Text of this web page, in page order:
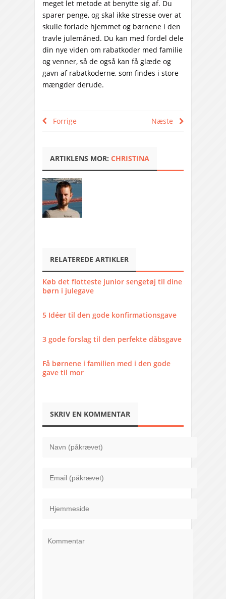
meget let metode at benytte sig af. Du
sparer penge, og skal ikke stresse over at
skulle forlade hjemmet og børnene i den
travle julemåned. Du kan med fordel dele
din nye viden om rabatkoder med familie
og venner, så de også kan få glæde og
gavn af rabatkoderne, som findes i store
mængder derude.
Forrige Næste
ARTIKLENS MOR: CHRISTINA
RELATEREDE ARTIKLER
Køb det flotteste junior sengetøj til dine
børn i julegave
5 Idéer til den gode konfirmationsgave
3 gode forslag til den perfekte dåbsgave
Få børnene i familien med i den gode
gave til mor
SKRIV EN KOMMENTAR